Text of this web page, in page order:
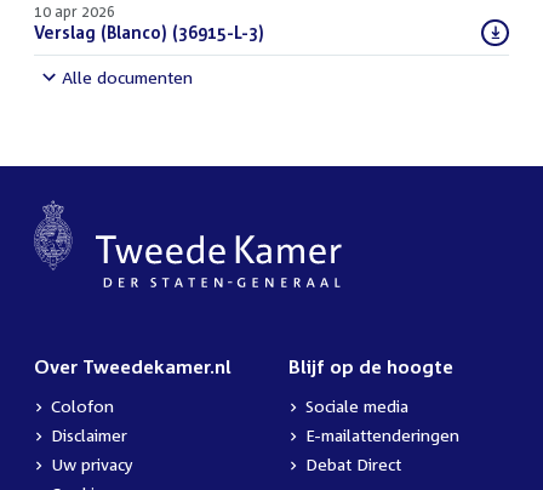
10 apr 2026
Download
bestand:
Verslag (Blanco) (36915-L-3)
Alle documenten
Over Tweedekamer.nl
Colofon
Disclaimer
Uw privacy
Blijf op de hoogte
Sociale media
E-mailattenderingen
Debat Direct